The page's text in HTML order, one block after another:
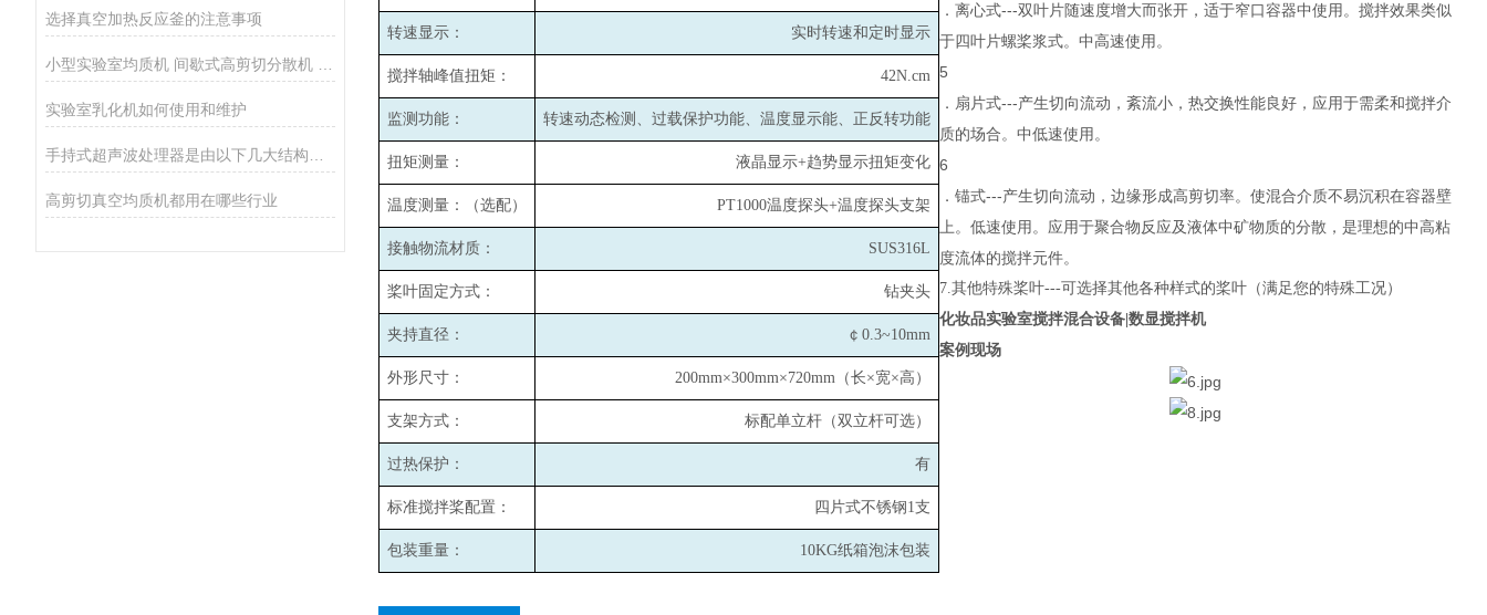
选择真空加热反应釜的注意事项
实验室乳化机如何使用和维护
高剪切真空均质机都用在哪些行业
转速显示： 实时转速和定时显示
搅拌轴峰值扭矩： 42N.cm
监测功能： 转速动态检测、过载保护功能、温度显示能、正反转功能
扭矩测量： 液晶显示+趋势显示扭矩变化
温度测量：（选配） PT1000温度探头+温度探头支架
接触物流材质： SUS316L
桨叶固定方式： 钻夹头
夹持直径： ￠0.3~10mm
外形尺寸： 200mm×300mm×720mm （长×宽×高）
支架方式： 标配单立杆（双立杆可选）
过热保护： 有
标准搅拌桨配置： 四片式不锈钢1支
包装重量： 10KG纸箱泡沫包装
．离心式---双叶片随速度增大而张开，适于窄口容器中使用。搅拌效果类似
于四叶片螺桨浆式。中高速使用。
5
．扇片式---产生切向流动，紊流小，热交换性能良好，应用于需柔和搅拌介
质的场合。中低速使用。
6
．锚式---产生切向流动，边缘形成高剪切率。使混合介质不易沉积在容器壁
上。低速使用。应用于聚合物反应及液体中矿物质的分散，是理想的中高粘
度流体的搅拌元件。
7.其他特殊桨叶---可选择其他各种样式的桨叶（满足您的特殊工况）
化妆品实验室搅拌混合设备|数显搅拌机
案例现场